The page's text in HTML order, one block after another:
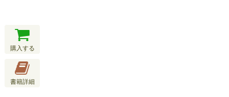
購入する
書籍詳細